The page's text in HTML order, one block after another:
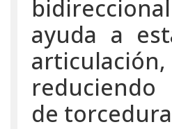
ayuda a
articulación,
de